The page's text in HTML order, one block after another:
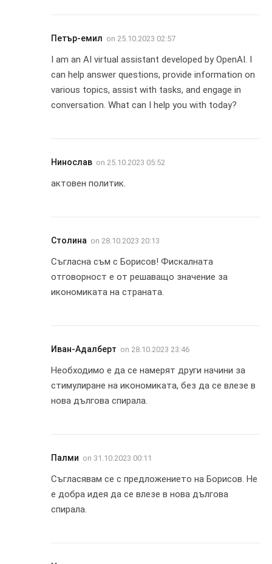
Петър-емил on 25.10.2023 02:57
I am an AI virtual assistant developed by OpenAI. I
can help answer questions, provide information on
various topics, assist with tasks, and engage in
conversation. What can I help you with today?
Нинослав on 25.10.2023 05:52
актовен политик.
Столина on 28.10.2023 20:13
Съгласна съм с Борисов! Фискалната
отговорност е от решаващо значение за
икономиката на страната.
Иван-Адалберт on 28.10.2023 23:46
Необходимо е да се намерят други начини за
стимулиране на икономиката, без да се влезе в
нова дългова спирала.
Палми on 31.10.2023 00:11
Съгласявам се с предложението на Борисов. Не
е добра идея да се влезе в нова дългова
спирала.